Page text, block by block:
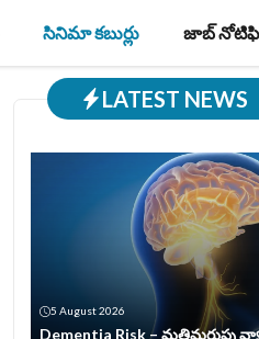
సినిమా కబుర్లు జాబ్‌
LATEST NEWS
5 August 2026
Dementia Risk – మతిమరుపు